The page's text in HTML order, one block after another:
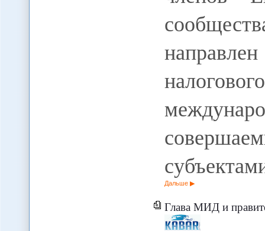
Дальше
Глава МИД и правительственная